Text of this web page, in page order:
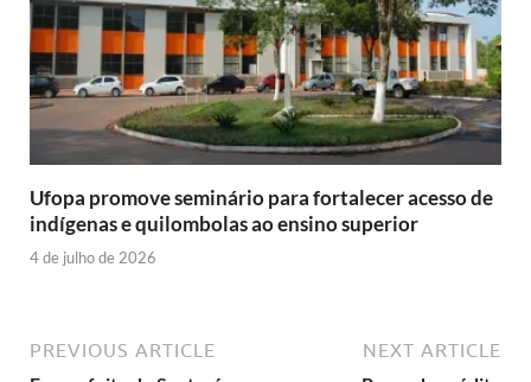
Ufopa promove seminário para fortalecer acesso de
indígenas e quilombolas ao ensino superior
4 de julho de 2026
PREVIOUS ARTICLE NEXT ARTICLE